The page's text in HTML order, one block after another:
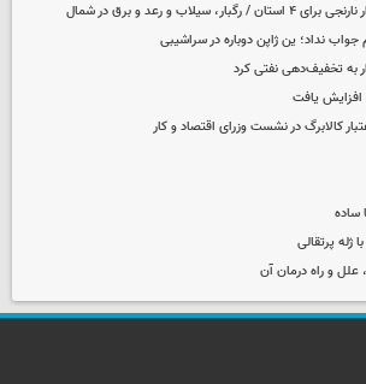
و رعد و برق در شمال
نداد؛ ین ژاپن دوباره در سراشیبی
به تخفیف‌دهی نفتی کرد
افزایش یافت
کالابرگ در نشست وزرای اقتصاد و کار
ساده
ژله پرتقالی
علل و راه درمان آن